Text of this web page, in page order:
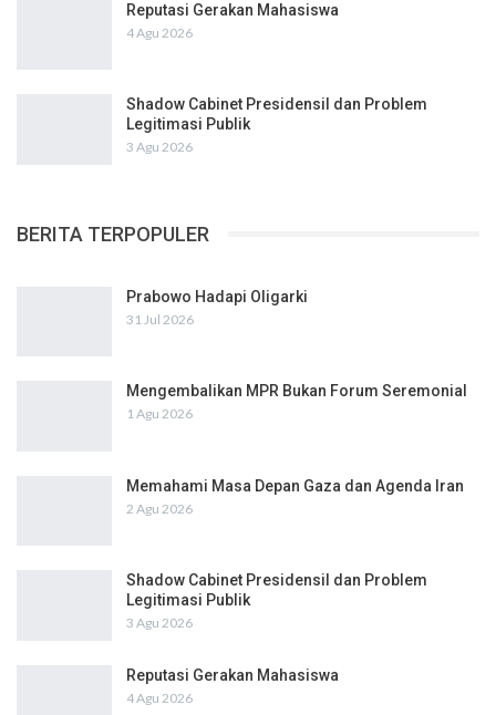
Reputasi Gerakan Mahasiswa
4 Agu 2026
Shadow Cabinet Presidensil dan Problem
Legitimasi Publik
3 Agu 2026
BERITA TERPOPULER
Prabowo Hadapi Oligarki
31 Jul 2026
Mengembalikan MPR Bukan Forum Seremonial
1 Agu 2026
Memahami Masa Depan Gaza dan Agenda Iran
2 Agu 2026
Shadow Cabinet Presidensil dan Problem
Legitimasi Publik
3 Agu 2026
Reputasi Gerakan Mahasiswa
4 Agu 2026